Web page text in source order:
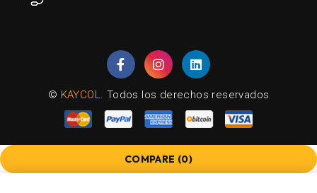
© KAYCOL. Todos los derechos reservados
COMPARE (0)